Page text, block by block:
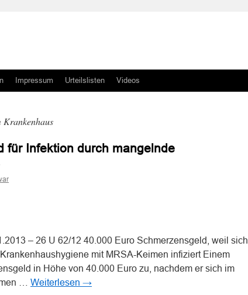
Impressum Urteilslisten Videos
Krankenhaus
für Infektion durch mangelnde
– 26 U 62/12 40.000 Euro Schmerzensgeld, weil sich
mit MRSA-Keimen infiziert Einem
in Höhe von 40.000 Euro zu, nachdem er sich im
… Weiterlesen →